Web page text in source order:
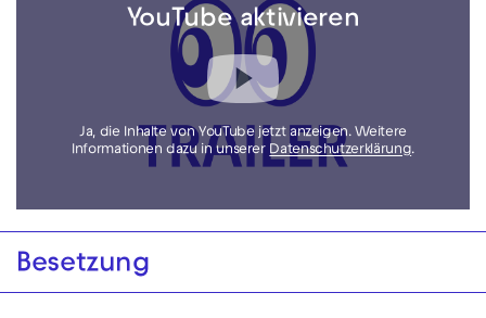
YouTube aktivieren
Ja, die Inhalte von YouTube jetzt anzeigen. Weitere
Informationen dazu in unserer Datenschutzerklärung.
Besetzung